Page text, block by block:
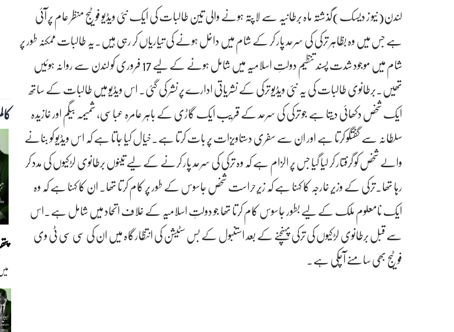
لندن(نیو ز دیسک)گذشتہ ماہ برطانیہ سے لاپتہ ہونے والی تین طالبات کی ایک نئی ویڈیو فوٹیج منظر عام پر آئی
ہے جس میں وہ بظاہر ترکی کی سرحد پار کر کے شام میں داخل ہونے کی تیاریاں کر رہی ہیں۔یہ طالبات ممکنہ طور پر
شام میں موجود شدت پسند تنظیم دولتِ اسلامیہ میں شامل ہونے کے لیے 17 فروری کو لندن سے روانہ ہوئیں
تھیں۔برطانوی طالبات کی یہ نئی ویڈیو ترکی کے نشریاتی ادارے پر نشر کی گئی۔ اس ویڈیو میں طالبات کے ساتھ
ایک شخص دکھائی دیتا ہے جو ترکی کی سرحد کے قریب ایک گاڑی کے باہر عامرہ عباسی، شمیمہ بیگم اور خازیدہ
سلطانہ سے گفتگو کرتا ہے اور ان سے سفری دستاویزات پر بات کرتا ہے۔خیال کیا جاتا ہے کہ اس ویڈیو کو بنانے
والے شخص کو گرفتار کر لیا گیا جس پر الزام ہے کہ وہ ترکی کی سرحد پار کرنے کے لیے تینوں برطانوی لڑکیوں کی مدد کر
رہا تھا۔ترکی کے وزیرِ خارجہ کا کہنا ہے کہ زیرحراست شخص جاسوس کے طور پر کام کرتا تھا۔ ان کا کہنا ہے کہ وہ
ایک نامعلوم ملک کے لیے بطور جاسوس کام کرتا تھا جو دولتِ اسلامیہ کے خلاف اتحاد میں شامل ہے۔اس
سے قبل برطانوی لڑکیوں کی ترکی پہنچنے کے بعد استنبول کے بس سٹیشن کی انتظارگاہ میں ان کی سی سی ٹی وی
فوٹیج بھی سامنے آچکی ہے۔